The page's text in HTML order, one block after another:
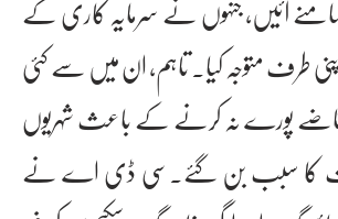
اپنی طرف متوجہ کیا۔ تاہم، ان میں سے کئی
پورے نہ کرنے کے باعث شہریوں
کا سبب بن گئے۔سی ڈی اے نے